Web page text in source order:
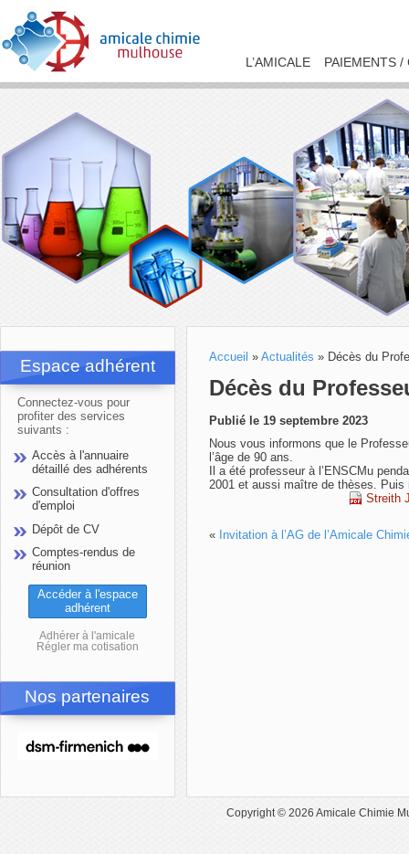
L’AMICALE PAIEMENTS /
Espace adhérent
Connectez-vous pour
profiter des services
suivants :
Accès à l'annuaire
détaillé des adhérents
Consultation d'offres
d'emploi
Dépôt de CV
Comptes-rendus de
réunion
Accéder à l'espace
adhérent
Adhérer à l'amicale
Régler ma cotisation
Nos partenaires
Accueil » Actualités » Décès du
Décès du
Publié le 19 septembre 2023
Nous vous informons que le
l’âge de 90 ans.
Il a été professeur à l’ENSCMu
2001 et aussi maître de thèses. Puis
Streith
« Invitation à l’AG de l’Amicale
Copyright © 2026 Amicale Chimie